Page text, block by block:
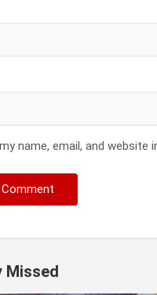
name, email, and
Missed